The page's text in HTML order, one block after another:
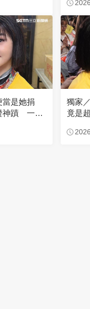
當是她捐
神蹟 一靠
獨家
竟是